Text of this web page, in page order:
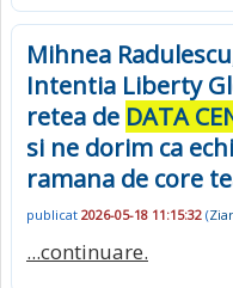
Mihnea
Intentia Liberty
retea de DATA
si ne dorim ca
ramana de core
publicat 2026-05-18 11:15:32 (
...continuare.